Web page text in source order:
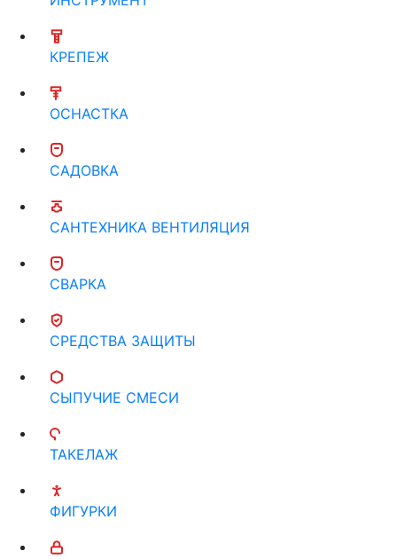
КРЕПЕЖ
ОСНАСТКА
САДОВКА
САНТЕХНИКА ВЕНТИЛЯЦИЯ
СВАРКА
СРЕДСТВА ЗАЩИТЫ
СЫПУЧИЕ СМЕСИ
ТАКЕЛАЖ
ФИГУРКИ